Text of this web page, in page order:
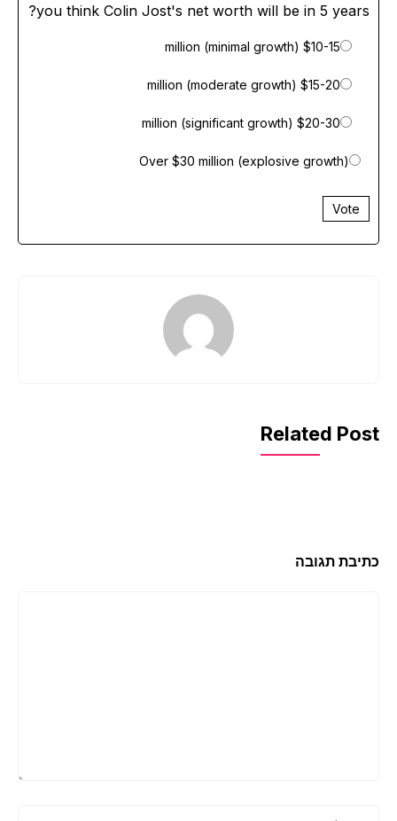
you think Colin Jost's net worth will be in 5 years?
$10-15 million (minimal growth)
$15-20 million (moderate growth)
$20-30 million (significant growth)
Over $30 million (explosive growth)
Vote
Related Post
כתיבת תגובה